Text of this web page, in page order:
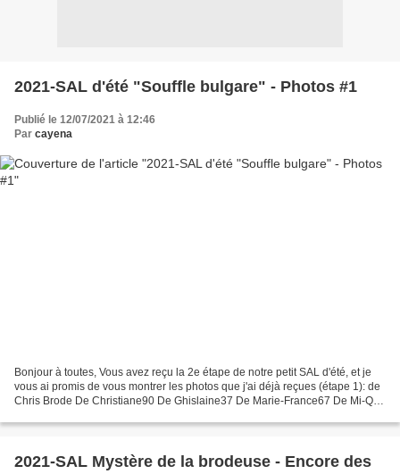
2021-SAL d'été "Souffle bulgare" - Photos #1
Publié le 12/07/2021 à 12:46
Par cayena
Bonjour à toutes, Vous avez reçu la 2e étape de notre petit SAL d'été, et je
vous ai promis de vous montrer les photos que j'ai déjà reçues (étape 1): de
Chris Brode De Christiane90 De Ghislaine37 De Marie-France67 De Mi-Qi
2021-SAL Mystère de la brodeuse - Encore des